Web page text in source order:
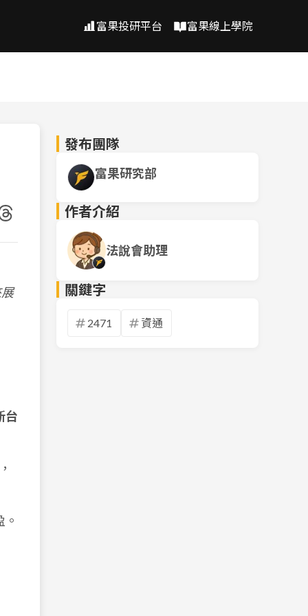
富果投研平台 富果線上學院
台
發布團隊
富果研究部
作者介紹
法說會助理
關鍵字
2471 資通